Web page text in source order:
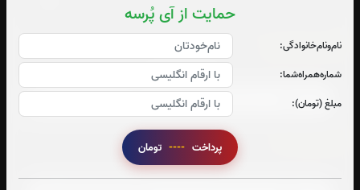
حمایت از آی پُرسه
نام‌و‌نام‌خانوادگی:
شماره‌همراه‌شما:
مبلغ (تومان):
پرداخت ----
سوره الرحمن:
صوت سوره الرحمن
صوت سوره ملک